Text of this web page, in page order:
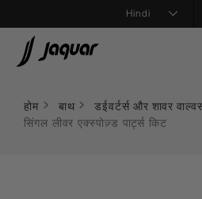
होम बाथ डईवर्टर्स और शावर
सिंगल लीवर एक्स्पोज़्ड पार्ट्स किट